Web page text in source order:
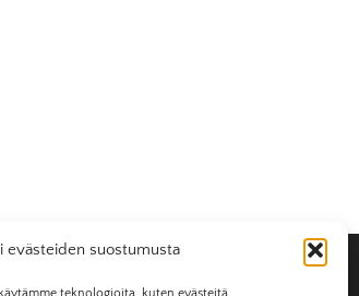
evästeiden suostumusta